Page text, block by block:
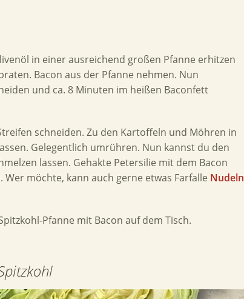
in einer ausreichend großen Pfanne erhitzen
Bacon aus der Pfanne nehmen. Nun
und ca. 8 Minuten im heißen Baconfett
schneiden. Zu den Kartoffeln und Möhren in
Gelegentlich umrühren. Nun kannst du den
lassen. Gehakte Petersilie mit dem Bacon
möchte, kann auch gerne etwas Farfalle Nudeln
Pfanne mit Bacon auf dem Tisch.